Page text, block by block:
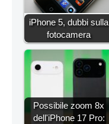
iPhone 5, dubbi sulla
fotocamera
Possibile zoom 8x
dell'iPhone 17 Pro: